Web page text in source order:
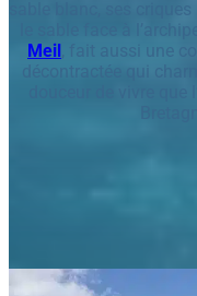
Meil , fait aussi une
décontractée qui